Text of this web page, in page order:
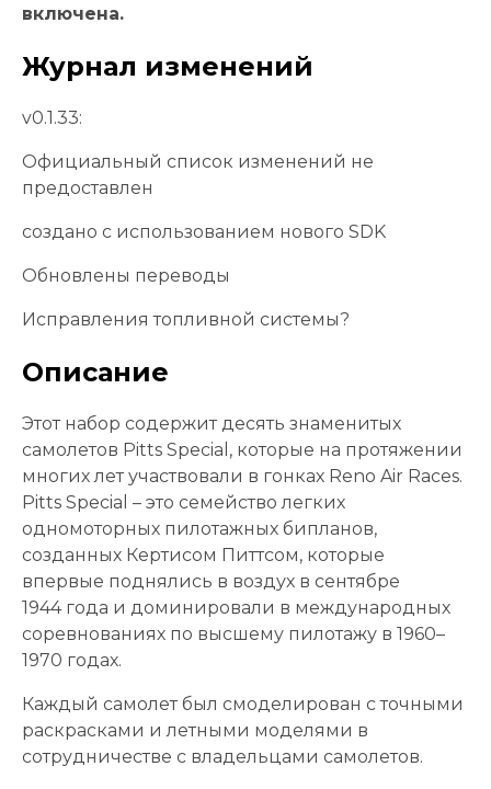
включена.
Журнал изменений
v0.1.33:
Официальный список изменений не
предоставлен
создано с использованием нового SDK
Обновлены переводы
Исправления топливной системы?
Описание
Этот набор содержит десять знаменитых
самолетов Pitts Special, которые на протяжении
многих лет участвовали в гонках Reno Air Races.
Pitts Special – это семейство легких
одномоторных пилотажных бипланов,
созданных Кертисом Питтсом, которые
впервые поднялись в воздух в сентябре
1944 года и доминировали в международных
соревнованиях по высшему пилотажу в 1960–
1970 годах.
Каждый самолет был смоделирован с точными
раскрасками и летными моделями в
сотрудничестве с владельцами самолетов.